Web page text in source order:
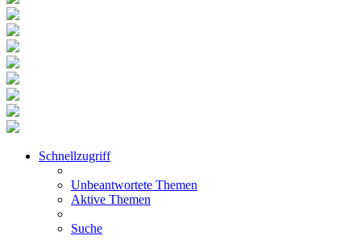
Schnellzugriff
Unbeantwortete Themen
Aktive Themen
Suche